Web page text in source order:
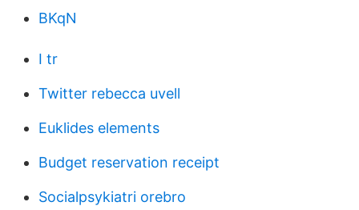
BKqN
I tr
Twitter rebecca uvell
Euklides elements
Budget reservation receipt
Socialpsykiatri orebro